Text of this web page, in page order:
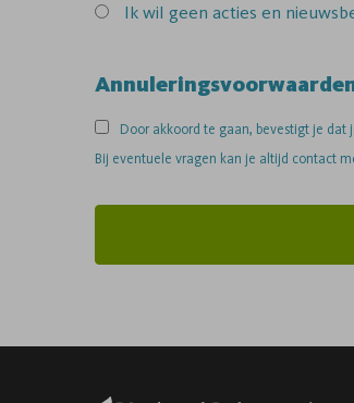
Ik wil geen acties en
Door akkoord te gaan, bevestigt je dat
Bij eventuele vragen kan je altijd contact